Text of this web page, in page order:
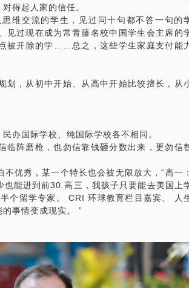
得起人家的信任。
维交流的学生，见过问十句都不答一句的
见过现在成为常青藤名校中国学生会主席的
被开除的学……总之，这些学生家庭支付能
划，从初中开始、从高中开始比较擅长，从
办国际学校、纯国际学校各不相同。
临阵磨枪，也勿信靠钱砸分数出来，更勿信
优秀，某一个特长也会被无限放大，“高一：
能进到前30.高三，我孩子只要能去美国上
个留学专家。 CRI 环球教育栏目嘉宾、 人
事情变成现实。 ”